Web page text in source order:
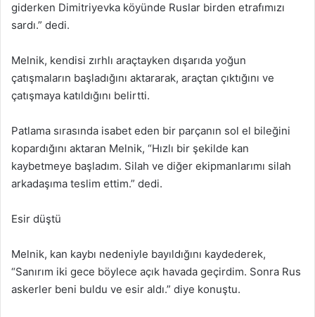
giderken Dimitriyevka köyünde Ruslar birden etrafımızı
sardı.” dedi.
Melnik, kendisi zırhlı araçtayken dışarıda yoğun
çatışmaların başladığını aktararak, araçtan çıktığını ve
çatışmaya katıldığını belirtti.
Patlama sırasında isabet eden bir parçanın sol el bileğini
kopardığını aktaran Melnik, “Hızlı bir şekilde kan
kaybetmeye başladım. Silah ve diğer ekipmanlarımı silah
arkadaşıma teslim ettim.” dedi.
Esir düştü
Melnik, kan kaybı nedeniyle bayıldığını kaydederek,
“Sanırım iki gece böylece açık havada geçirdim. Sonra Rus
askerler beni buldu ve esir aldı.” diye konuştu.